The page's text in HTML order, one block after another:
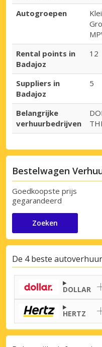
Autogroepen
Rental points in
Badajoz
12
Suppliers in
Badajoz
5
Belangrijke
verhuurbedrijven
Bestelwagen
Goedkoopste prijs
gegarandeerd
Zoeken
De 4 beste
DOLLAR
HERTZ